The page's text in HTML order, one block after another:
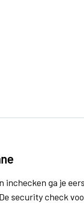
inchecken ga je
security check